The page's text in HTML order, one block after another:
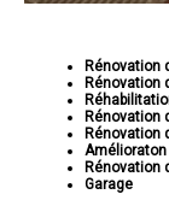
Rénovation
Rénovation
Rénovation
Rénovation
Rénovation
Garage